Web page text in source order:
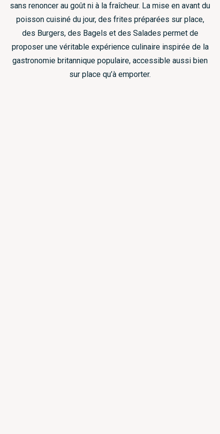
sans renoncer au goût ni à la fraîcheur. La mise en avant du
poisson cuisiné du jour, des frites préparées sur place,
des Burgers, des Bagels et des Salades permet de
proposer une véritable expérience culinaire inspirée de la
gastronomie britannique populaire, accessible aussi bien
sur place qu’à emporter.